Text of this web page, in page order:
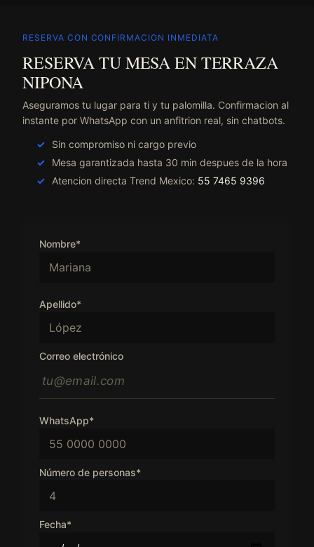
RESERVA CON CONFIRMACION INMEDIATA
RESERVA TU MESA EN TERRAZA
NIPONA
Aseguramos tu lugar para ti y tu palomilla. Confirmacion al
instante por WhatsApp con un anfitrion real, sin chatbots.
Sin compromiso ni cargo previo
Mesa garantizada hasta 30 min despues de la hora
Atencion directa Trend Mexico: 55 7465 9396
Nombre*
Apellido*
Correo electrónico
WhatsApp*
Número de personas*
Fecha*